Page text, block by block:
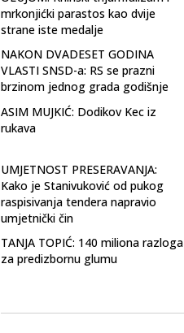
mrkonjićki parastos kao dvije
strane iste medalje
NAKON DVADESET GODINA
VLASTI SNSD-a: RS se prazni
brzinom jednog grada godišnje
ASIM MUJKIĆ: Dodikov Kec iz
rukava
UMJETNOST PRESERAVANJA:
Kako je Stanivuković od pukog
raspisivanja tendera napravio
umjetnički čin
TANJA TOPIĆ: 140 miliona razloga
za predizbornu glumu